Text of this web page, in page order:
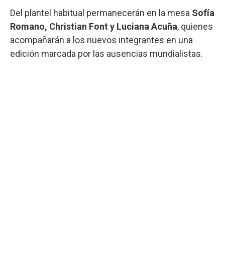
Del plantel habitual permanecerán en la mesa Sofía
Romano, Christian Font y Luciana Acuña, quienes
acompañarán a los nuevos integrantes en una
edición marcada por las ausencias mundialistas.